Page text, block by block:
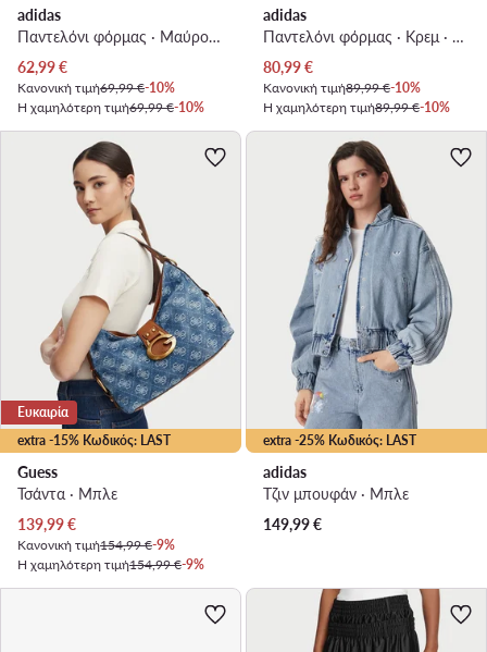
adidas
Παντελόνι φόρμας · Μαύρο · Relaxed Fit
Τρέχουσα τιμή
62,99€
Κανονική τιμή69,99 €-10%
Η χαμηλότερη τιμή69,99 €-10%
adidas
Παντελόνι φόρμας · Κρεμ · Regular Fit
Τρέχουσα τιμή
80,99€
Κανονική τιμή89,99 €-10%
Η χαμηλότερη τιμή89,99 €-10%
extra -15% Κωδικός: LAST
Ευκαιρία
Guess
Τσάντα · Μπλε
Τρέχουσα τιμή
139,99€
Κανονική τιμή154,99 €-9%
Η χαμηλότερη τιμή154,99 €-9%
extra -25% Κωδικός: LAST
adidas
Τζιν μπουφάν · Μπλε
149,99€